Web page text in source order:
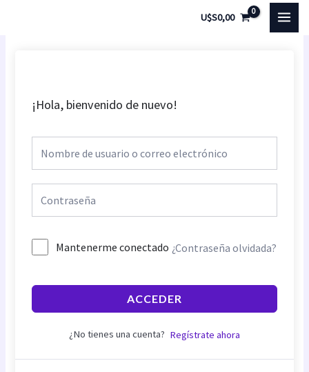
U$S0,00
¡Hola, bienvenido de nuevo!
Mantenerme conectado ¿Contraseña olvidada?
ACCEDER
¿No tienes una cuenta? Regístrate ahora